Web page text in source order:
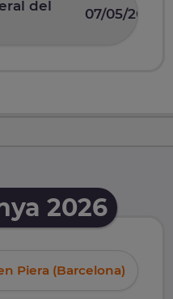
del
07/05/2026
2026
Piera (Barcelona)